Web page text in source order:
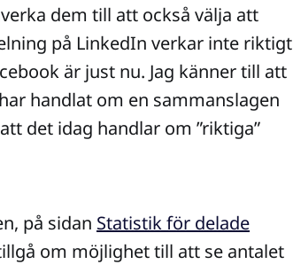
dem till att också välja att
på LinkedIn verkar inte riktigt
är just nu. Jag känner till att
handlat om en sammanslagen
det idag handlar om ”riktiga”
på sidan Statistik för delade
om möjlighet till att se antalet